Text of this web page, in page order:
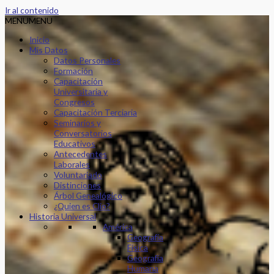
Ir al contenido
MENUMENU
Inicio
Mis Datos
Datos Personales
Formación
Capacitación
Universitaria y
Congresos
Capacitación Terciaria
Seminarios y
Conversatorios
Educativos
Antecedentes
Laborales
Voluntariado
Distinciones
Árbol Genealógico
¿Quien es Clio?
Historia Universal
América
Geografía
Física
Geografía
Humana